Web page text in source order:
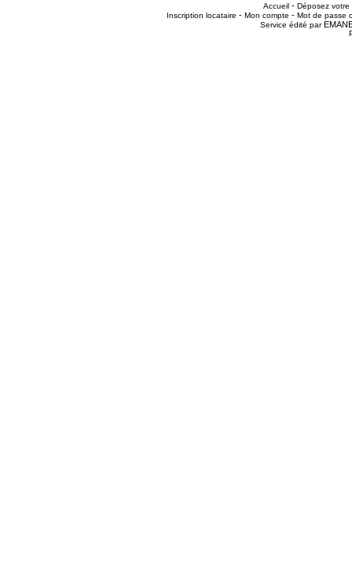
Accueil - Déposez
Inscription locataire - Mon compte - Mot de passe
Service édité par